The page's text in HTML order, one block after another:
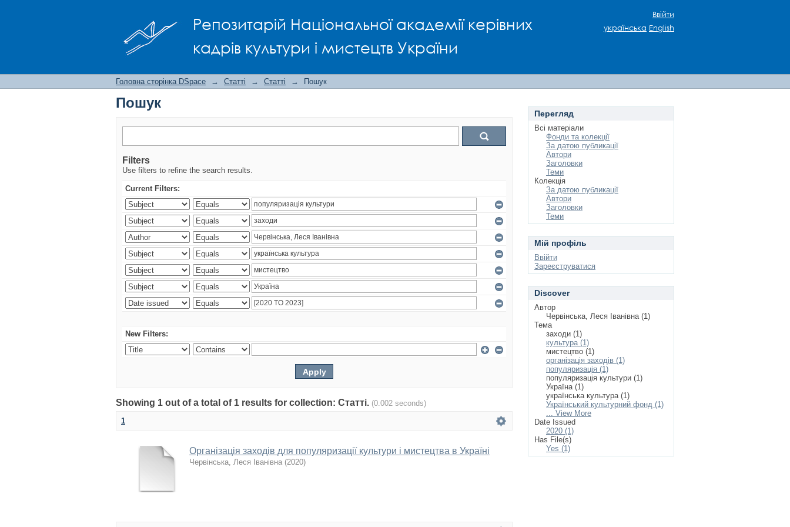
Репозитарій Національної академії керівних
кадрів культури і мистецтв України
Ввійти
українська English
Головна сторінка DSpace → Статті → Статті → Пошук
Пошук
Filters
Use filters to refine the search results.
Current Filters:
New Filters:
Showing 1 out of a total of 1 results for collection: Статті. (0.002 seconds)
1
Організація заходів для популяризації культури і мистецтва в Україні
Червінська, Леся Іванівна (2020)
Перегляд
Всі матеріали
Фонди та колекції
За датою публикації
Автори
Заголовки
Теми
Колекція
За датою публикації
Автори
Заголовки
Теми
Мій профіль
Ввійти
Зареєструватися
Discover
Автор
Червінська, Леся Іванівна (1)
Тема
заходи (1)
культура (1)
мистецтво (1)
організація заходів (1)
популяризація (1)
популяризація культури (1)
Україна (1)
українська культура (1)
Український культурний фонд (1)
... View More
Date Issued
2020 (1)
Has File(s)
Yes (1)